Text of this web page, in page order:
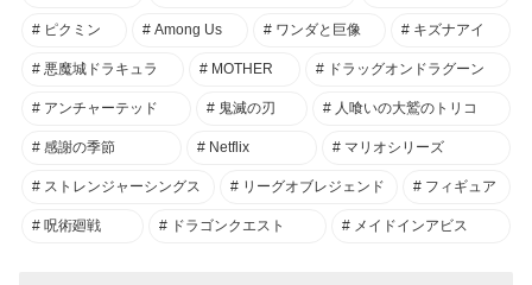
ピクミン Among Us ワンダと巨像 キズナアイ
悪魔城ドラキュラ MOTHER ドラッグオンドラグーン
アンチャーテッド 鬼滅の刃 人喰いの大鷲のトリコ
感謝の季節 Netflix マリオシリーズ
ストレンジャーシングス リーグオブレジェンド フィギュア
呪術廻戦 ドラゴンクエスト メイドインアビス